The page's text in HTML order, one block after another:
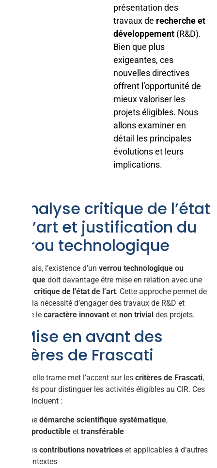
présentation des
travaux de recherche et
développement (R&D).
Bien que plus
exigeantes, ces
nouvelles directives
offrent l’opportunité de
mieux valoriser les
projets éligibles. Nous
allons examiner en
détail les principales
évolutions et leurs
implications.
1. Analyse critique de l’état
de l’art et justification du
verrou technologique
Désormais, l’existence d’un verrou technologique ou
scientifique doit davantage être mise en relation avec une
analyse critique de l’état de l’art. Cette approche permet de
justifier la nécessité d’engager des travaux de R&D et
souligne le caractère innovant et non trivial des projets.
2. Mise en avant des
critères de Frascati
La nouvelle trame met l’accent sur les critères de Frascati,
essentiels pour distinguer les activités éligibles au CIR. Ces
critères incluent :
Une démarche scientifique systématique,
reproductible et transférable
Des contributions novatrices et applicables à d’autres
contextes